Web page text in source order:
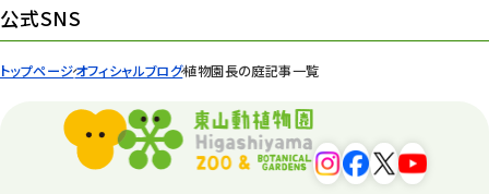
トップページオフィシャルブログ植物園長の庭記事一覧
イベント
公式SNS